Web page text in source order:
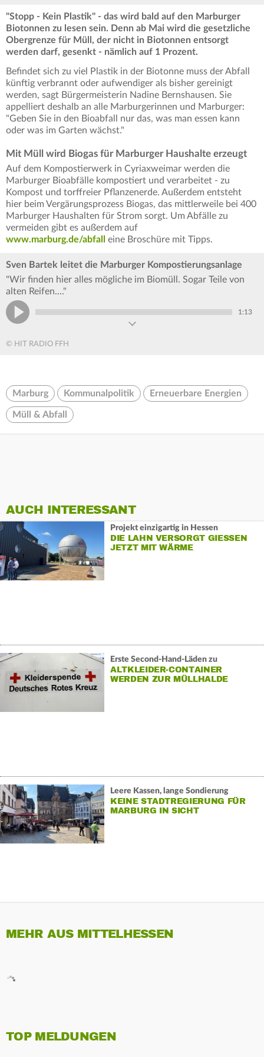
"Stopp - Kein Plastik" - das wird bald auf den Marburger
Biotonnen zu lesen sein. Denn ab Mai wird die gesetzliche
Obergrenze für Müll, der nicht in Biotonnen entsorgt
werden darf, gesenkt - nämlich auf 1 Prozent.
Befindet sich zu viel Plastik in der Biotonne muss der Abfall
künftig verbrannt oder aufwendiger als bisher gereinigt
werden, sagt Bürgermeisterin Nadine Bernshausen. Sie
appelliert deshalb an alle Marburgerinnen und Marburger:
"Geben Sie in den Bioabfall nur das, was man essen kann
oder was im Garten wächst."
Mit Müll wird Biogas für Marburger Haushalte erzeugt
Auf dem Kompostierwerk in Cyriaxweimar werden die
Marburger Bioabfälle kompostiert und verarbeitet - zu
Kompost und torffreier Pflanzenerde. Außerdem entsteht
hier beim Vergärungsprozess Biogas, das mittlerweile bei 400
Marburger Haushalten für Strom sorgt. Um Abfälle zu
vermeiden gibt es außerdem auf
www.marburg.de/abfall
eine Broschüre mit Tipps.
Sven Bartek leitet die Marburger Kompostierungsanlage
"Wir finden hier alles mögliche im Biomüll. Sogar Teile von
alten Reifen...."
1:13
© HIT RADIO FFH
Marburg Kommunalpolitik Erneuerbare Energien
Müll & Abfall
AUCH INTERESSANT
Projekt einzigartig in Hessen
DIE LAHN VERSORGT GIESSEN J
ETZT MIT WÄRME
Erste Second-Hand-Läden zu
ALTKLEIDER-CONTAINER
WERDEN ZUR MÜLLHALDE
Leere Kassen, lange Sondierung
KEINE STADTREGIERUNG FÜR
MARBURG IN SICHT
MEHR AUS MITTELHESSEN
TOP MELDUNGEN